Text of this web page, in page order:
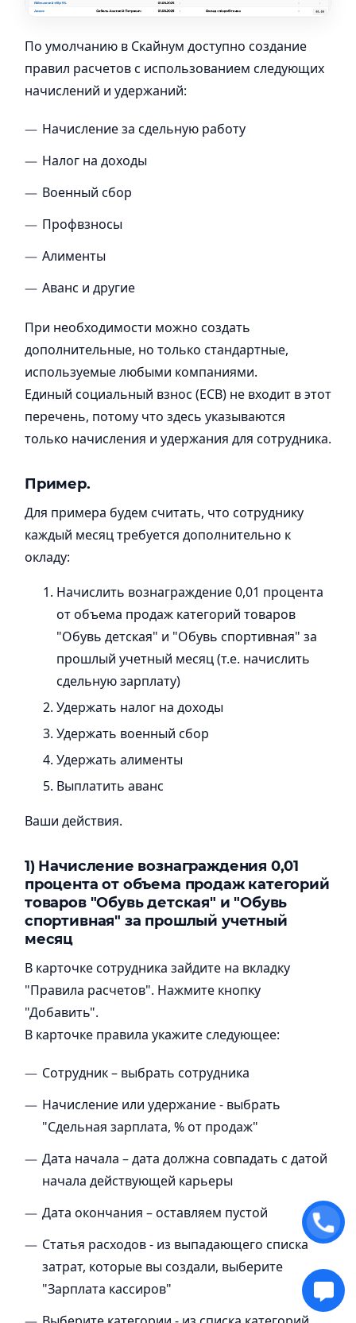
По умолчанию в Скайнум доступно создание
правил расчетов с использованием следующих
начислений и удержаний:
Начисление за сдельную работу
Налог на доходы
Военный сбор
Профвзносы
Алименты
Аванс и другие
При необходимости можно создать
дополнительные, но только стандартные,
используемые любыми компаниями.
Единый социальный взнос (ЕСВ) не входит в этот
перечень, потому что здесь указываются
только начисления и удержания для сотрудника.
Пример.
Для примера будем считать, что сотруднику
каждый месяц требуется дополнительно к
окладу:
Начислить вознаграждение 0,01 процента
от объема продаж категорий товаров
"Обувь детская" и "Обувь спортивная" за
прошлый учетный месяц (т.е. начислить
сдельную зарплату)
Удержать налог на доходы
Удержать военный сбор
Удержать алименты
Выплатить аванс
Ваши действия.
1) Начисление вознаграждения 0,01
процента от объема продаж категорий
товаров "Обувь детская" и "Обувь
спортивная" за прошлый учетный
месяц
В карточке сотрудника зайдите на вкладку
"Правила расчетов". Нажмите кнопку
"Добавить".
В карточке правила укажите следующее:
Сотрудник – выбрать сотрудника
Начисление или удержание - выбрать
"Сдельная зарплата, % от продаж"
Дата начала – дата должна совпадать с датой
начала действующей карьеры
Дата окончания – оставляем пустой
Статья расходов - из выпадающего списка
затрат, которые вы создали, выберите
"Зарплата кассиров"